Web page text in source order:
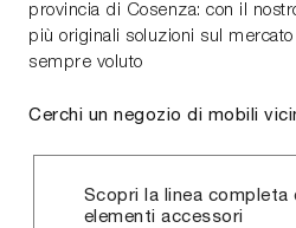
provincia di Cosenza: con il
più originali soluzioni sul
sempre voluto
Cerchi un negozio di mobili
Scopri la linea completa
elementi accessori